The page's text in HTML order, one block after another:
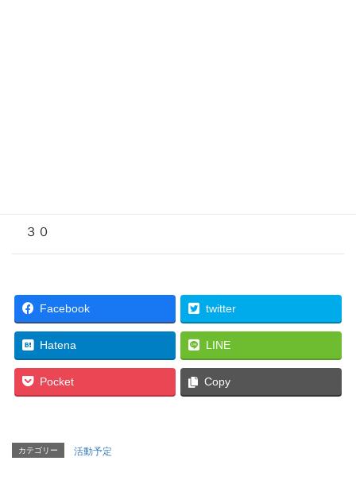
３０
Facebook twitter
Hatena LINE
Pocket Copy
カテゴリー 活動予定